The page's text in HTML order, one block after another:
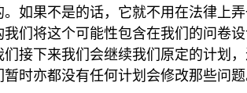
如果不是的话，它就不用在法律上
们将这个可能性包含在我们的问卷
接下来我们会继续我们原定的计划
时亦都没有任何计划会修改那些问题